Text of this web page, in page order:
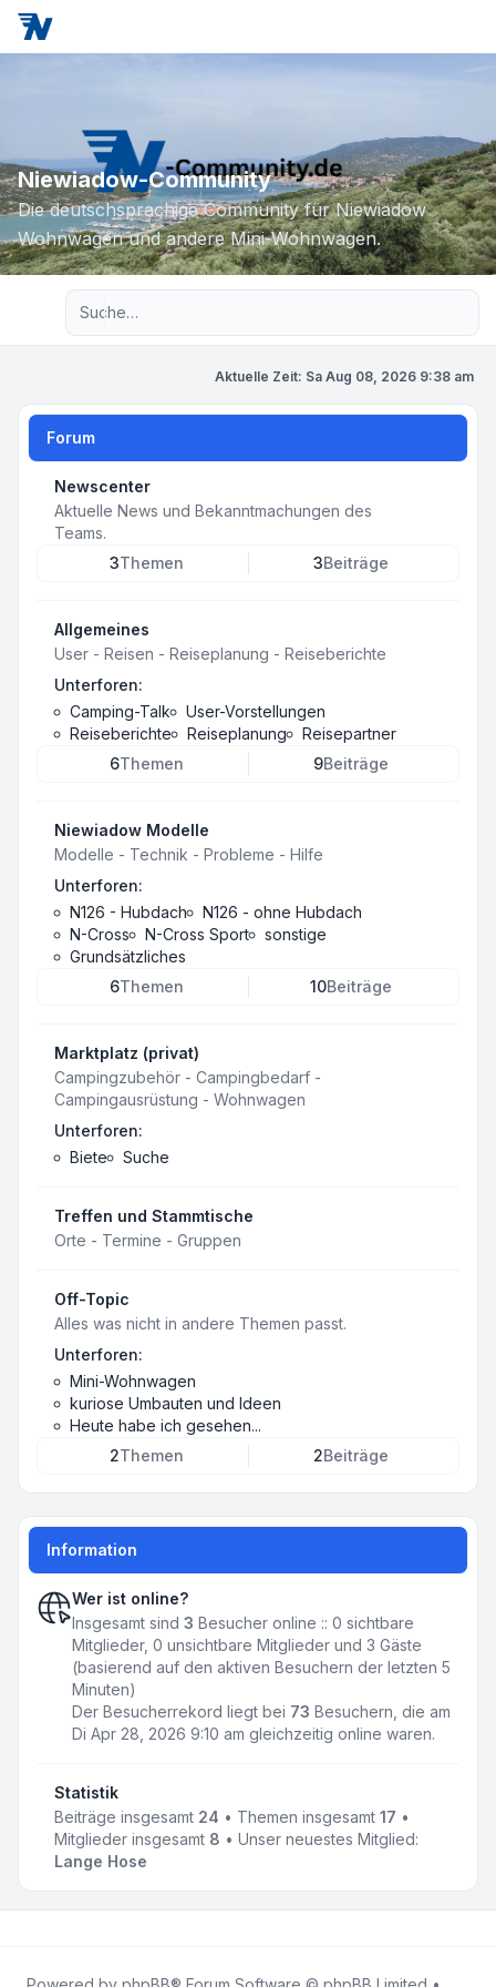
Niewiadow-Community
Die deutschsprachige Community für Niewiadow
Wohnwagen und andere Mini-Wohnwagen.
Aktuelle Zeit: Sa Aug 08, 2026 9:38 am
Forum
Newscenter
Aktuelle News und Bekanntmachungen des
Teams.
3Themen 3Beiträge
Allgemeines
User - Reisen - Reiseplanung - Reiseberichte
Unterforen:
Camping-Talk
User-Vorstellungen
Reiseberichte
Reiseplanung
Reisepartner
6Themen 9Beiträge
Niewiadow Modelle
Modelle - Technik - Probleme - Hilfe
Unterforen:
N126 - Hubdach
N126 - ohne Hubdach
N-Cross
N-Cross Sport
sonstige
Grundsätzliches
6Themen 10Beiträge
Marktplatz (privat)
Campingzubehör - Campingbedarf -
Campingausrüstung - Wohnwagen
Unterforen:
Biete
Suche
Treffen und Stammtische
Orte - Termine - Gruppen
Off-Topic
Alles was nicht in andere Themen passt.
Unterforen:
Mini-Wohnwagen
kuriose Umbauten und Ideen
Heute habe ich gesehen...
2Themen 2Beiträge
Information
Wer ist online?
Insgesamt sind 3 Besucher online :: 0 sichtbare
Mitglieder, 0 unsichtbare Mitglieder und 3 Gäste
(basierend auf den aktiven Besuchern der letzten 5
Minuten)
Der Besucherrekord liegt bei 73 Besuchern, die am
Di Apr 28, 2026 9:10 am gleichzeitig online waren.
Statistik
Beiträge insgesamt 24 • Themen insgesamt 17 •
Mitglieder insgesamt 8 • Unser neuestes Mitglied:
Lange Hose